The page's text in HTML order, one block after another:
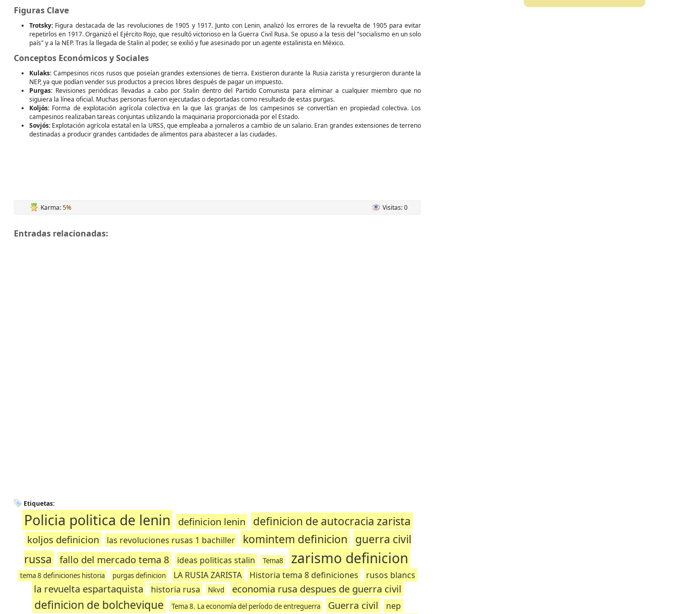
Figuras Clave
Trotsky: Figura destacada de las revoluciones de 1905 y 1917. Junto con Lenin, analizó los errores de la revuelta de 1905 para evitar
repetirlos en 1917. Organizó el Ejército Rojo, que resultó victorioso en la Guerra Civil Rusa. Se opuso a la tesis del "socialismo en un solo
país" y a la NEP. Tras la llegada de Stalin al poder, se exilió y fue asesinado por un agente estalinista en México.
Conceptos Económicos y Sociales
Kulaks: Campesinos ricos rusos que poseían grandes extensiones de tierra. Existieron durante la Rusia zarista y resurgieron durante la
NEP, ya que podían vender sus productos a precios libres después de pagar un impuesto.
Purgas: Revisiones periódicas llevadas a cabo por Stalin dentro del Partido Comunista para eliminar a cualquier miembro que no
siguiera la línea oficial. Muchas personas fueron ejecutadas o deportadas como resultado de estas purgas.
Koljós: Forma de explotación agrícola colectiva en la que las granjas de los campesinos se convertían en propiedad colectiva. Los
campesinos realizaban tareas conjuntas utilizando la maquinaria proporcionada por el Estado.
Sovjós: Explotación agrícola estatal en la URSS, que empleaba a jornaleros a cambio de un salario. Eran grandes extensiones de terreno
destinadas a producir grandes cantidades de alimentos para abastecer a las ciudades.
Karma:5% Visitas: 0
Entradas relacionadas:
Etiquetas:
Policia politica de lenin definicion lenin definicion de autocracia zarista
koljos definicion las revoluciones rusas 1 bachiller komintem definicion guerra civil
russa
fallo del mercado tema 8 ideas politicas stalin Tema8 zarismo definicion
tema 8 definiciones historia purgas definicion LA RUSIA ZARISTA Historia tema 8 definiciones rusos blancs
la revuelta espartaquista historia rusa Nkvd economia rusa despues de guerra civil
definicion de bolchevique Tema 8. La economía del período de entreguerra Guerra civil nep